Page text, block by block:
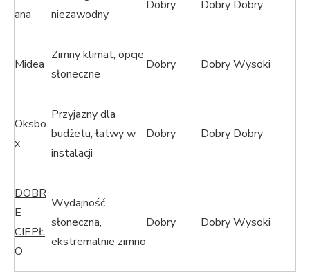
ana
niezawodny
Dobry Dobry Dobry
Midea
Zimny ​​klimat, opcje
słoneczne
Dobry DobryWysoki
Oksbo
x
Przyjazny dla
budżetu, łatwy w
instalacji
Dobry Dobry Dobry
DOBR
E
CIEPŁ
O
Wydajność
słoneczna,
ekstremalnie zimno
Dobry DobryWysoki